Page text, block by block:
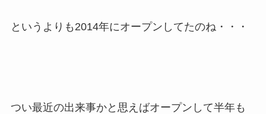
というよりも2014年にオープンしてたのね・・・
つい最近の出来事かと思えばオープンして半年も